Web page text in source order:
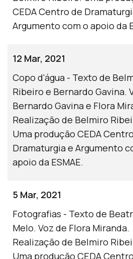
CEDA Centro de
Argumento com o apoio da
12 Mar, 2021
Copo d'água - Texto de
Ribeiro e Bernardo Gavina.
Bernardo Gavina e Flora
Realização de Belmiro
Uma produção CEDA
Dramaturgia e Argumento
apoio da ESMAE.
5 Mar, 2021
Fotografias - Texto de
Melo. Voz de Flora Miranda.
Realização de Belmiro
Uma produção CEDA